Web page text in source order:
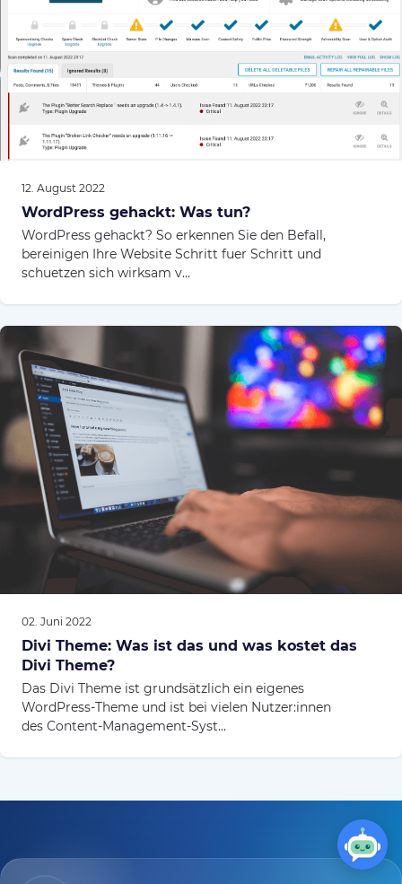
12. August 2022
WordPress gehackt: Was tun?
WordPress gehackt? So erkennen Sie den Befall,
bereinigen Ihre Website Schritt fuer Schritt und
schuetzen sich wirksam v...
02. Juni 2022
Divi Theme: Was ist das und was kostet das
Divi Theme?
Das Divi Theme ist grundsätzlich ein eigenes
WordPress-Theme und ist bei vielen Nutzer:innen
des Content-Management-Syst...